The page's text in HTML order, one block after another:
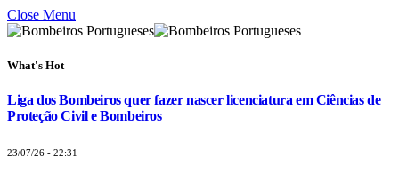
Close Menu
What's Hot
Liga dos Bombeiros quer fazer nascer licenciatura em Ciências de
Proteção Civil e Bombeiros
23/07/26 - 22:31